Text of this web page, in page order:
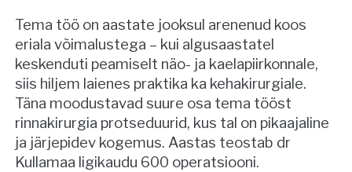
Tema töö on aastate jooksul arenenud koos
eriala võimalustega – kui algusaastatel
keskenduti peamiselt näo- ja kaelapiirkonnale,
siis hiljem laienes praktika ka kehakirurgiale.
Täna moodustavad suure osa tema tööst
rinnakirurgia protseduurid, kus tal on pikaajaline
ja järjepidev kogemus. Aastas teostab dr
Kullamaa ligikaudu 600 operatsiooni.